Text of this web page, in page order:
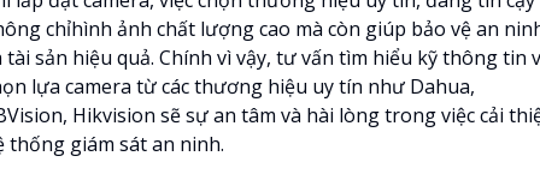
chỉhình ảnh chất lượng cao mà còn giúp bảo vệ an
tài sản hiệu quả. Chính vì vậy, tư vấn tìm hiểu kỹ thông tin
lựa camera từ các thương hiệu uy tín như Dahua,
Hikvision sẽ sự an tâm và hài lòng trong việc cải
thống giám sát an ninh.